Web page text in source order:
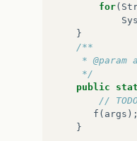
for(
}
/**
* @param
	 */
public
//
f ( args );
}